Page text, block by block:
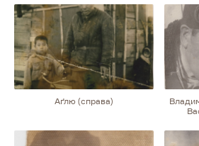
Аґлю (справа)